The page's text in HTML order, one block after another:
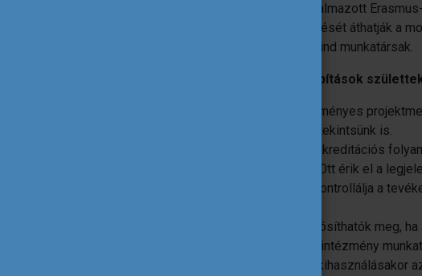
amelyeknek az akkreditációban megfogalmazott
célokkal, és amelyek mindennapi működését áthatják a
számmal vesznek részt mind tanulók, mind munkatársak.
A konferencián a következő megállapítások
Az intenzív kommunikáció az eredményes
lehet túl sok bármely érintetti kört tekintsünk is.
A siker alapvető kulcsa, hogy az akkreditációs
vezetése aktív szerepet vállaljon. Ott érik el a
vesz a célok meghatározásában, kontrollálja a
Eredményes mobilitások akkor valósíthatók meg,
hanem széles körben bevonják az intézmény
Az akkreditáció adta lehetőségek kihasználásakor